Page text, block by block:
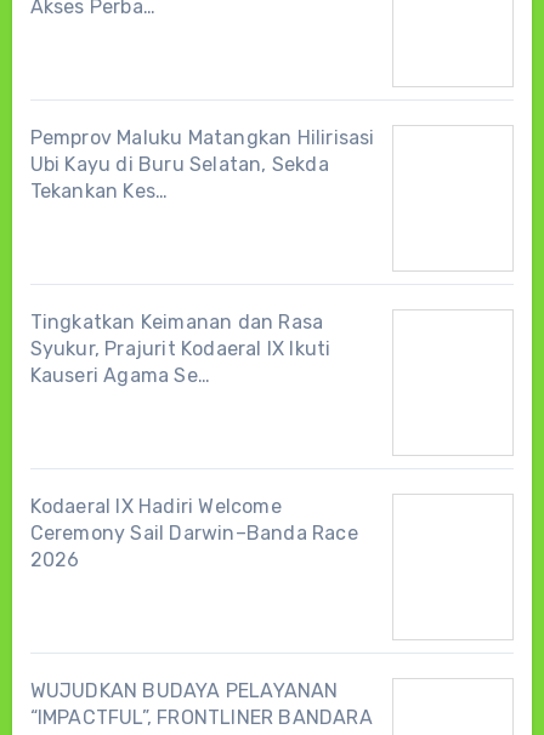
Akses Perba…
Pemprov Maluku Matangkan Hilirisasi
Ubi Kayu di Buru Selatan, Sekda
Tekankan Kes…
Tingkatkan Keimanan dan Rasa
Syukur, Prajurit Kodaeral IX Ikuti
Kauseri Agama Se…
Kodaeral IX Hadiri Welcome
Ceremony Sail Darwin–Banda Race
2026
WUJUDKAN BUDAYA PELAYANAN
“IMPACTFUL”, FRONTLINER BANDARA